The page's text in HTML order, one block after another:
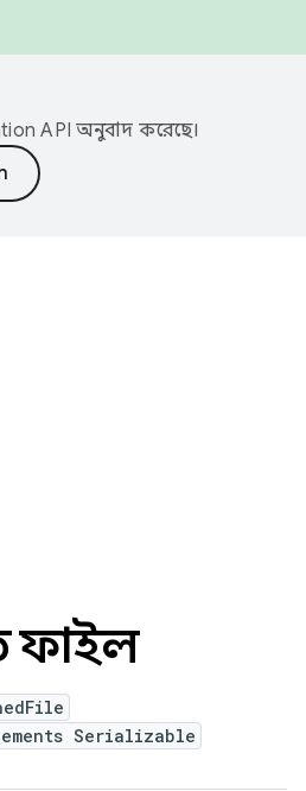
API অনুবাদ করেছে।
ফাইল
Serializable